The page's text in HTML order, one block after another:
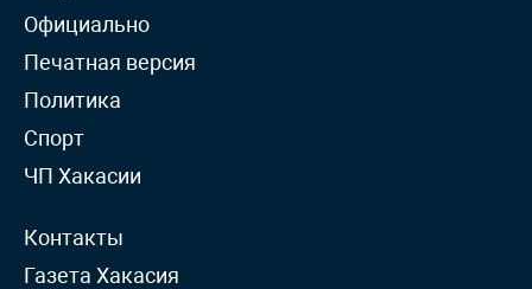
Официально
Печатная версия
Политика
Спорт
ЧП Хакасии
Контакты
Газета Хакасия